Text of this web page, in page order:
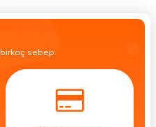
sebep.